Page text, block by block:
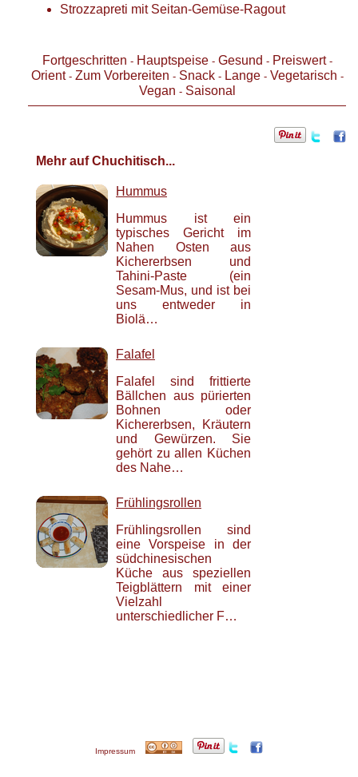
Strozzapreti mit Seitan-Gemüse-Ragout
Fortgeschritten - Hauptspeise- Gesund - Preiswert-
Orient- Zum Vorbereiten - Snack- Lange- Vegetarisch -
Vegan - Saisonal
Mehr auf Chuchitisch...
Hummus
Hummus ist ein
typisches Gericht im
Nahen Osten aus
Kichererbsen und
Tahini-Paste (ein
Sesam-Mus, und ist bei
uns entweder in
Biolä…
Falafel
Falafel sind frittierte
Bällchen aus pürierten
Bohnen oder
Kichererbsen, Kräutern
und Gewürzen. Sie
gehört zu allen Küchen
des Nahe…
Frühlingsrollen
Frühlingsrollen sind
eine Vorspeise in der
südchinesischen
Küche aus speziellen
Teigblättern mit einer
Vielzahl
unterschiedlicher F…
Impressum